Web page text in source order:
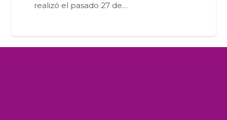
realizó el pasado 27 de…